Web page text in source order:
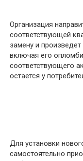
Организация
соответствующей
замену и
включая его
соответствующего
остается у
Для установки
самостоятельно